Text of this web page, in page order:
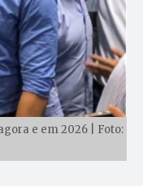
e em 2026 | Foto: